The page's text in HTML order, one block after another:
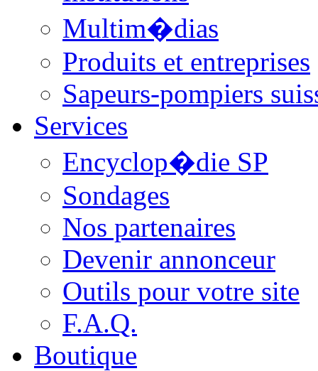
Multim�dias
Produits et entreprises
Sapeurs-pompiers
Services
Encyclop�die SP
Sondages
Nos partenaires
Devenir annonceur
Outils pour votre site
F.A.Q.
Boutique